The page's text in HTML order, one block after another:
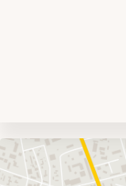
mit